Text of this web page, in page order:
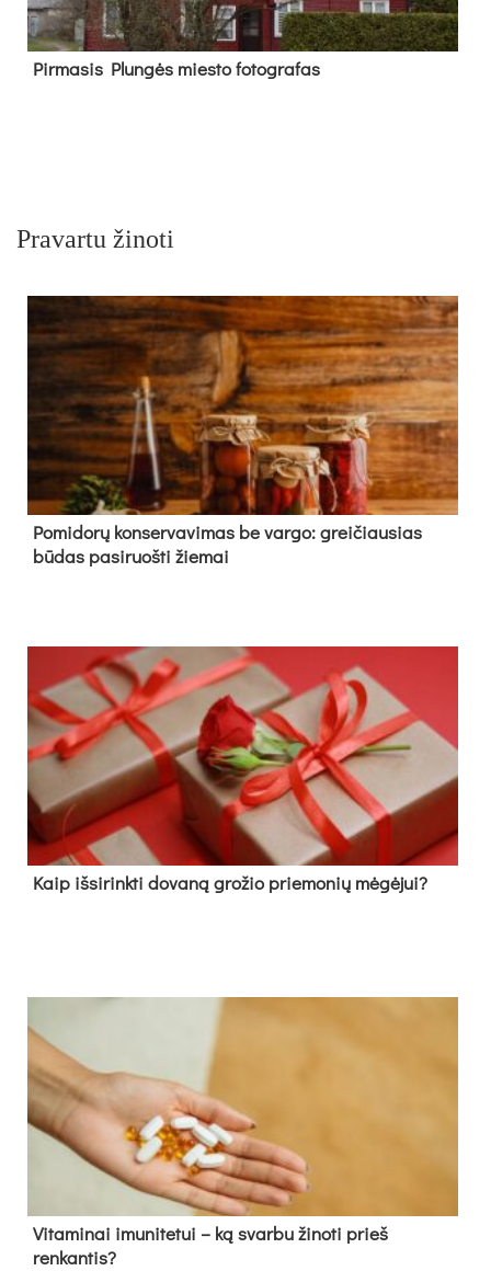
Pir­ma­sis Plun­gės mies­to fo­tog­ra­fas
Pravartu žinoti
Pomidorų konservavimas be vargo: greičiausias
būdas pasiruošti žiemai
Kaip išsirinkti dovaną grožio priemonių mėgėjui?
Vitaminai imunitetui – ką svarbu žinoti prieš
renkantis?